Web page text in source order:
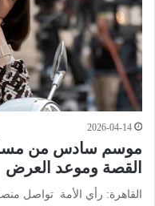
2026-04-14
موسم سادس من
القصة وموعد العرض
القاهرة: رأي الأمة تواصل